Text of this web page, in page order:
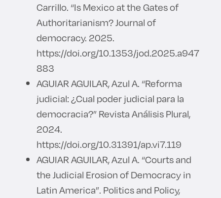
Carrillo. “Is Mexico at the Gates of
Authoritarianism? Journal of
democracy. 2025.
https://doi.org/10.1353/jod.2025.a947
883
AGUIAR AGUILAR, Azul A. “Reforma
judicial: ¿Cual poder judicial para la
democracia?” Revista Análisis Plural,
2024.
https://doi.org/10.31391/ap.vi7.119
AGUIAR AGUILAR, Azul A. “Courts and
the Judicial Erosion of Democracy in
Latin America”. Politics and Policy,